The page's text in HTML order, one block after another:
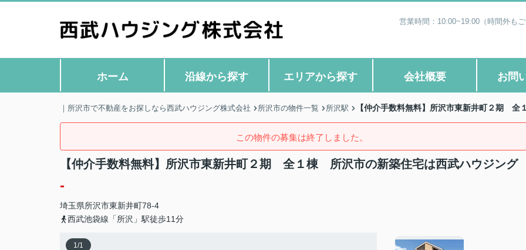
営業時間：10:00~19:00（時間外も
ホーム 沿線から探す エリアから探す 会社概要 お問
｜所沢市で不動産をお探しなら西武ハウジング株式会社 所沢市の物件一覧 所沢駅 【仲介手数料無料】所沢市東新井町２期
この物件の募集は終了しました。
【仲介手数料無料】所沢市東新井町２期 全１棟 所沢市の新築住宅は西武ハウジング
-
埼玉県所沢市東新井町78-4
西武池袋線「所沢」駅徒歩11分
1/1